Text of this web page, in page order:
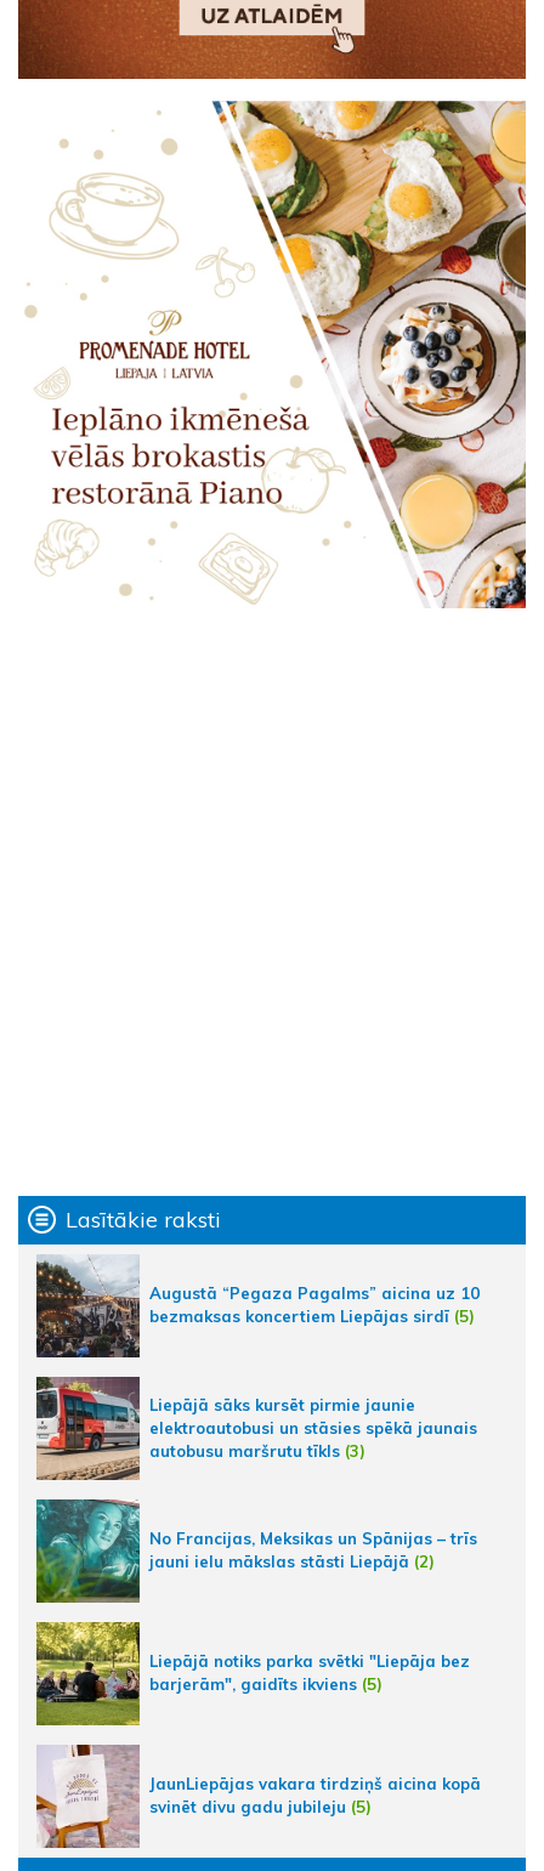
Lasītākie raksti
Augustā “Pegaza Pagalms” aicina uz 10
bezmaksas koncertiem Liepājas sirdī (5)
Liepājā sāks kursēt pirmie jaunie
elektroautobusi un stāsies spēkā jaunais
autobusu maršrutu tīkls (3)
No Francijas, Meksikas un Spānijas – trīs
jauni ielu mākslas stāsti Liepājā (2)
Liepājā notiks parka svētki "Liepāja bez
barjerām", gaidīts ikviens (5)
JaunLiepājas vakara tirdziņš aicina kopā
svinēt divu gadu jubileju (5)